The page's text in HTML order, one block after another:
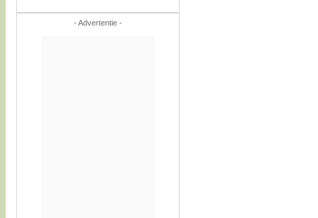
- Advertentie -